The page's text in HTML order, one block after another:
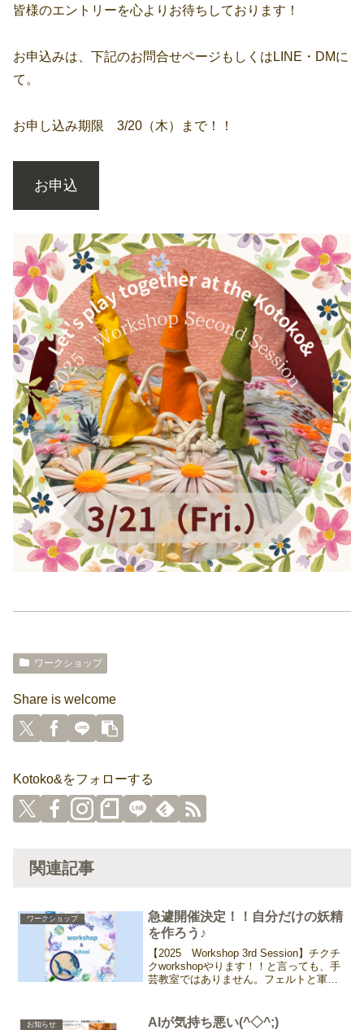
皆様のエントリーを心よりお待ちしております！
お申込みは、下記のお問合せページもしくはLINE・DMに
て。
お申し込み期限 3/20（木）まで！！
お申込
ワークショップ
Share is welcome
Kotoko&をフォローする
関連記事
ワークショップ
急遽開催決定！！自分だけの妖精
を作ろう♪
【2025 Workshop 3rd Session】チクチ
クworkshopやります！！と言っても、手
芸教室ではありません。フェルトと軍手
これはまさにワークでありセラ...
お知らせ AIが気持ち悪い(^◇^;)